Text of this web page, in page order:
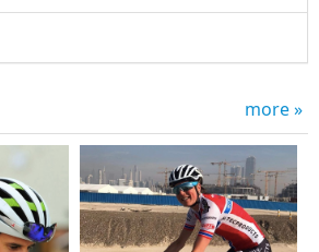
more »